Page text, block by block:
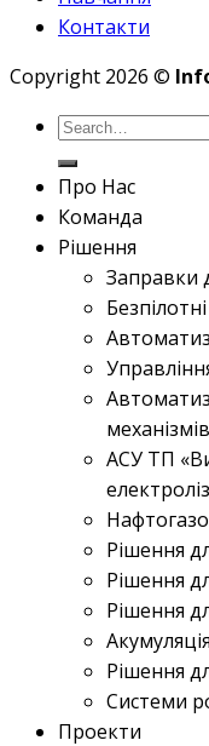
Контакти
Copyright 2026 ©
Про Нас
Команда
Рішення
Заправки
механізмів
АСУ ТП
Рішення
Рішення
Рішення
Рішення
Системи
Проекти